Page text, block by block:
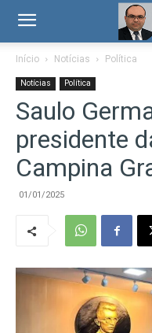
Início Notícias Política
Notícias Política
Saulo
presidente
Campina
01/01/2025